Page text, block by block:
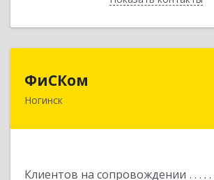
ФиСКом
Ногинск
Клиентов на сопровождении